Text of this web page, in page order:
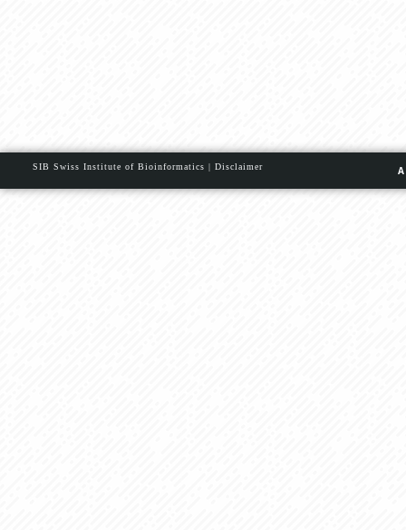
SIB Swiss Institute of Bioinformatics | Disclaimer